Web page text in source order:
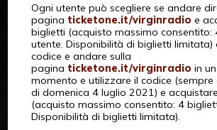
Ogni utente può scegliere se andare
pagina ticketone.it/virginradio e
biglietti (acquisto massimo consentito:
utente. Disponibilità di biglietti limitata)
codice e andare sulla
pagina ticketone.it/virginradio in
momento e utilizzare il codice (sempre
di domenica 4 luglio 2021) e
(acquisto massimo consentito: 4
Disponibilità di biglietti limitata).